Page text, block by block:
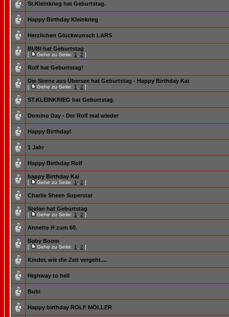
St.Kleinkrieg hat Geburtstag.
Happy Birthday Kleinkrieg
Herzlichen Glückwunsch LARS
BUBI hat Geburtstag
[ Gehe zu Seite: 1 2 ]
Rolf hat Geburtstag!
Die Sirene aus Übersee hat Geburtstag - Happy Birthday Kai
[ Gehe zu Seite: 1 2 ]
ST.KLEINKRIEG hat Geburtstag.
Domino Day - Der Rolf mal wieder
Happy Birthday!
1 Jahr
Happy Birthday Rolf
happy Birthday Kai
[ Gehe zu Seite: 1 2 ]
Charlie Sheen Superstar
Stefan hat Geburtstag
[ Gehe zu Seite: 1 2 ]
Annette H zum 60.
Baby Boom
[ Gehe zu Seite: 1 2 ]
Kinder, wie die Zeit vergeht....
Highway to hell
Bubi
Happy birthday ROLF MÖLLER